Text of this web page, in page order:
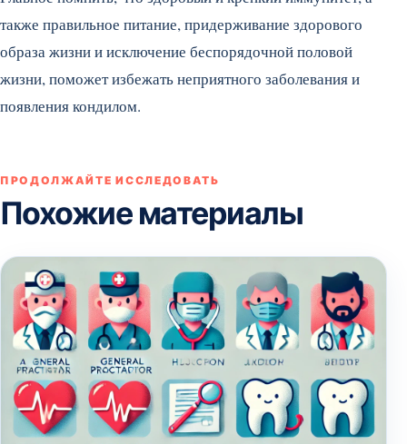
также правильное питание, придерживание здорового
образа жизни и исключение беспорядочной половой
жизни, поможет избежать неприятного заболевания и
появления кондилом.
ПРОДОЛЖАЙТЕ ИССЛЕДОВАТЬ
Похожие материалы